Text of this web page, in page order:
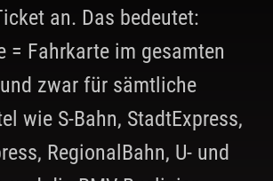
an. Das bedeutet:
= Fahrkarte im gesamten
zwar für sämtliche
wie S-Bahn, StadtExpress,
RegionalBahn, U- und